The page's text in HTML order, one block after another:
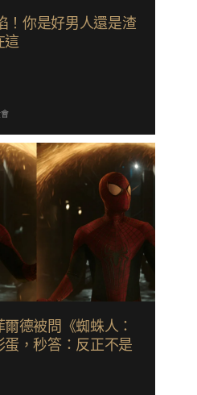
！你是好男人還是渣
這
德被問《蜘蛛人：
蛋，秒答：反正不是